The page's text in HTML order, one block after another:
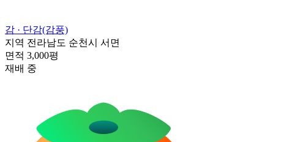
감 · 단감(감풍)
지역 전라남도 순천시 서면
면적 3,000평
재배 중